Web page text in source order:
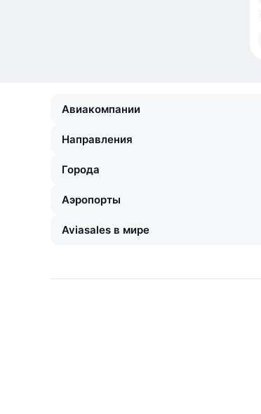
Авиакомпании
Направления
Города
Аэропорты
Aviasales в мире